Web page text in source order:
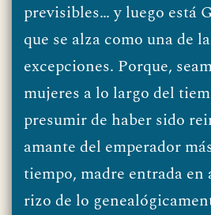
previsibles… y luego está
que se alza como una de
excepciones. Porque,
mujeres a lo largo del
presumir de haber sido
amante del emperador
tiempo, madre entrada en
rizo de lo